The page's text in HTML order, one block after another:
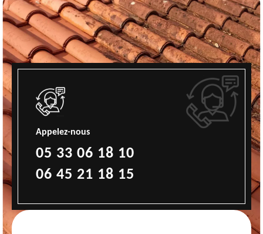
Appelez-nous
05 33 06 18 10
06 45 21 18 15